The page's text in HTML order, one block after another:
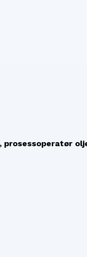
prosessoperatør